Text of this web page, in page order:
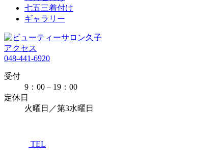
七五三着付け
ギャラリー
アクセス
048-441-6920
受付
9：00 – 19：00
定休日
火曜日／第3水曜日
TEL